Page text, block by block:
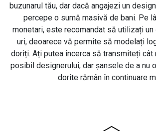
buzunarul tău, dar dacă angajezi un
percepe o sumă masivă de bani. Pe
monetari, este recomandat să utilizați
uri, deoarece vă permite să modelați
doriți. Ați putea încerca să transmiteți cât
posibil designerului, dar șansele de a nu
dorite rămân în continuare